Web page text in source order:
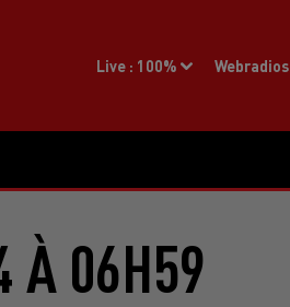
Live : 100% Webradios
À 06H59